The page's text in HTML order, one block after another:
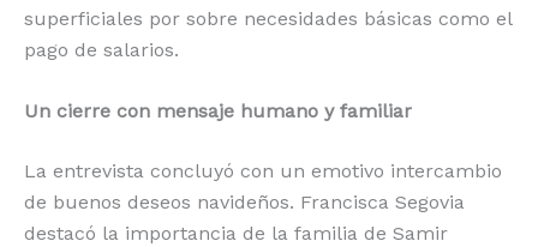
superficiales por sobre necesidades básicas como el
pago de salarios.
Un cierre con mensaje humano y familiar
La entrevista concluyó con un emotivo intercambio
de buenos deseos navideños. Francisca Segovia
destacó la importancia de la familia de Samir